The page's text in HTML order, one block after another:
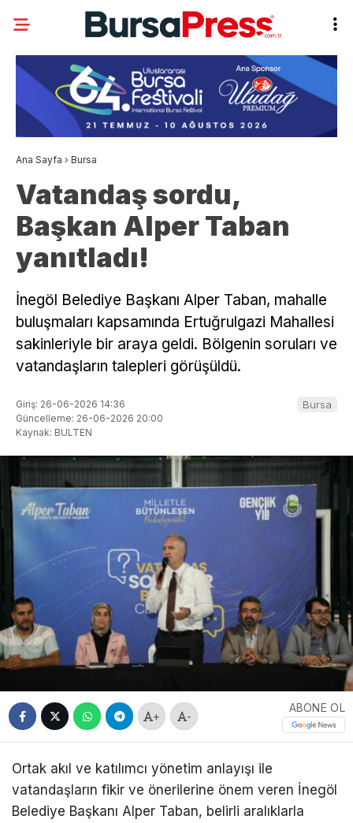
Ana Sayfa › Bursa
Vatandaş sordu,
Başkan Alper Taban
yanıtladı!
İnegöl Belediye Başkanı Alper Taban, mahalle
buluşmaları kapsamında Ertuğrulgazi Mahallesi
sakinleriyle bir araya geldi. Bölgenin soruları ve
vatandaşların talepleri görüşüldü.
Giriş: 26-06-2026 14:36
Güncelleme: 26-06-2026 20:00
Kaynak: BULTEN
Bursa
+ -
ABONE OL
Ortak akıl ve katılımcı yönetim anlayışı ile
vatandaşların fikir ve önerilerine önem veren İnegöl
Belediye Başkanı Alper Taban, belirli aralıklarla